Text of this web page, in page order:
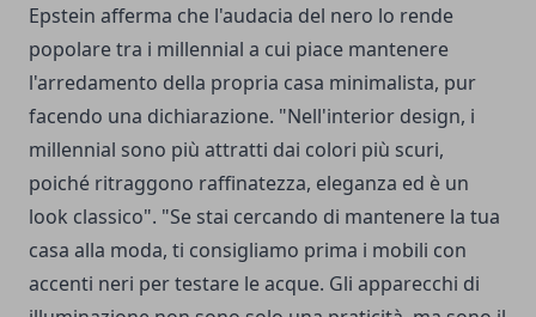
Epstein afferma che l'audacia del nero lo rende
popolare tra i millennial a cui piace mantenere
l'arredamento della propria casa minimalista, pur
facendo una dichiarazione. "Nell'interior design, i
millennial sono più attratti dai colori più scuri,
poiché ritraggono raffinatezza, eleganza ed è un
look classico". "Se stai cercando di mantenere la tua
casa alla moda, ti consigliamo prima i mobili con
accenti neri per testare le acque. Gli apparecchi di